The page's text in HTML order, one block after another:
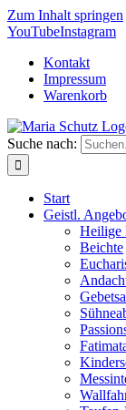
Zum Inhalt springen
YouTubeInstagram
Kontakt
Impressum
Warenkorb
Suche nach:
Start
Geistl.
Heilige
Beichte